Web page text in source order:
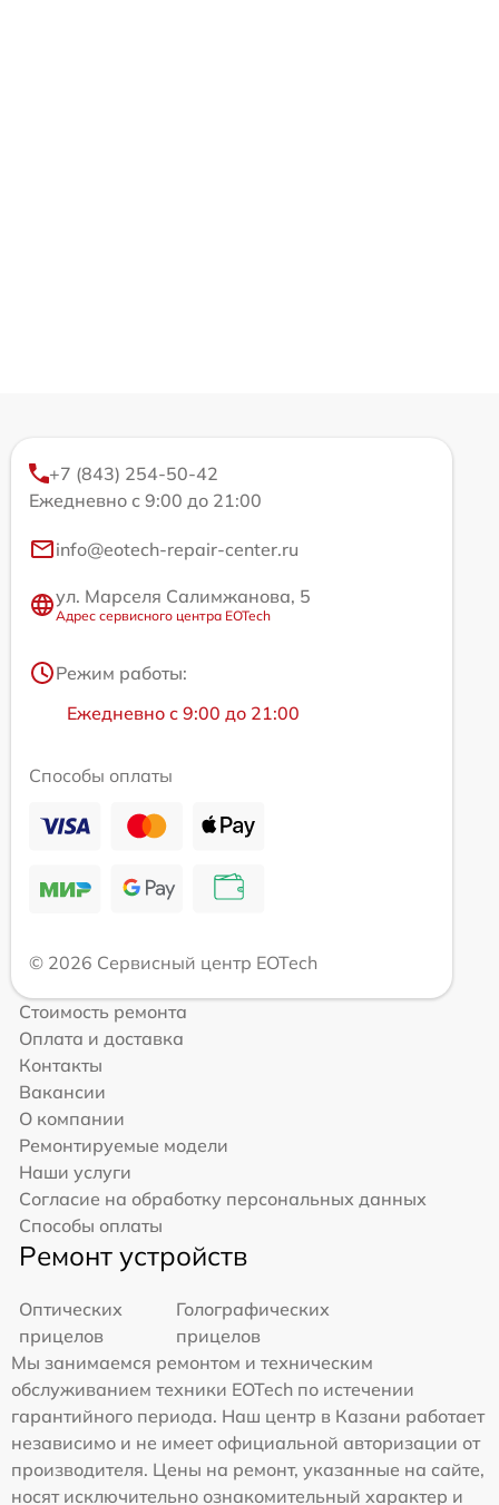
+7 (843) 254-50-42
Ежедневно с 9:00 до 21:00
info@eotech-repair-center.ru
ул. Марселя Салимжанова, 5
Адрес сервисного центра EOTech
Режим работы:
Ежедневно с 9:00 до 21:00
Способы оплаты
© 2026 Сервисный центр EOTech
Стоимость ремонта
Оплата и доставка
Контакты
Вакансии
О компании
Ремонтируемые модели
Наши услуги
Согласие на обработку персональных данных
Способы оплаты
Ремонт устройств
Оптических
прицелов
Голографических
прицелов
Мы занимаемся ремонтом и техническим
обслуживанием техники EOTech по истечении
гарантийного периода. Наш центр в Казани работает
независимо и не имеет официальной авторизации от
производителя. Цены на ремонт, указанные на сайте,
носят исключительно ознакомительный характер и